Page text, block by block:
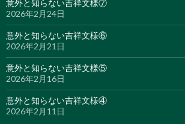
意外と知らない吉祥文様⑦
2026年2月24日
意外と知らない吉祥文様⑥
2026年2月21日
意外と知らない吉祥文様⑤
2026年2月16日
意外と知らない吉祥文様④
2026年2月11日